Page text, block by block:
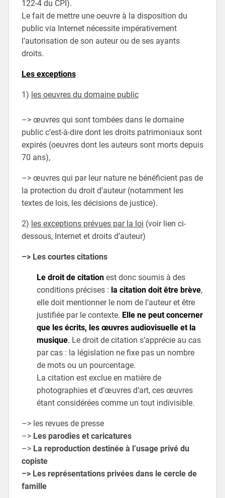
122-4 du CPI).
Le fait de mettre une oeuvre à la disposition du
public via Internet nécessite impérativement
l’autorisation de son auteur ou de ses ayants
droits.
Les exceptions
1) les oeuvres du domaine public
–> œuvres qui sont tombées dans le domaine
public c’est-à-dire dont les droits patrimoniaux sont
expirés (oeuvres dont les auteurs sont morts depuis
70 ans),
–> œuvres qui par leur nature ne bénéficient pas de
la protection du droit d’auteur (notamment les
textes de lois, les décisions de justice).
2) les exceptions prévues par la loi (voir lien ci-
dessous, Internet et droits d’auteur)
–> Les courtes citations
Le droit de citationest donc soumis à des
conditions précises : la citation doit être brève,
elle doit mentionner le nom de l’auteur et être
justifiée par le contexte. Elle ne peut concerner
que les écrits, les œuvres audiovisuelle et la
musique. Le droit de citation s’apprécie au cas
par cas : la législation ne fixe pas un nombre
de mots ou un pourcentage.
La citation est exclue en matière de
photographies et d’œuvres d’art, ces œuvres
étant considérées comme un tout indivisible.
–> les revues de presse
–> Les parodies et caricatures
–> La reproduction destinée à l’usage privé du
copiste
–> Les représentations privées dans le cercle de
famille